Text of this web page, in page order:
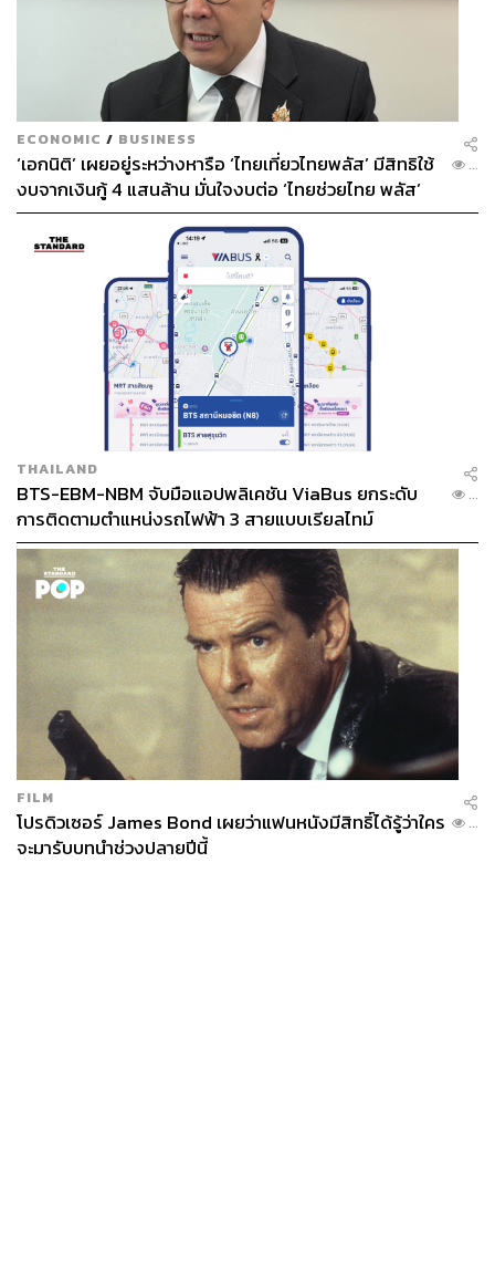
ECONOMIC / BUSINESS
‘เอกนิติ’ เผยอยู่ระหว่างหารือ ‘ไทยเที่ยวไทยพลัส’ มีสิทธิใช้
งบจากเงินกู้ 4 แสนล้าน มั่นใจงบต่อ ‘ไทยช่วยไทย พลัส’
เฟส 2 มีเพียงพอ
...
THAILAND
BTS-EBM-NBM จับมือแอปพลิเคชัน ViaBus ยกระดับ
การติดตามตำแหน่งรถไฟฟ้า 3 สายแบบเรียลไทม์
...
FILM
โปรดิวเซอร์ James Bond เผยว่าแฟนหนังมีสิทธิ์ได้รู้ว่าใคร
จะมารับบทนำช่วงปลายปีนี้
...